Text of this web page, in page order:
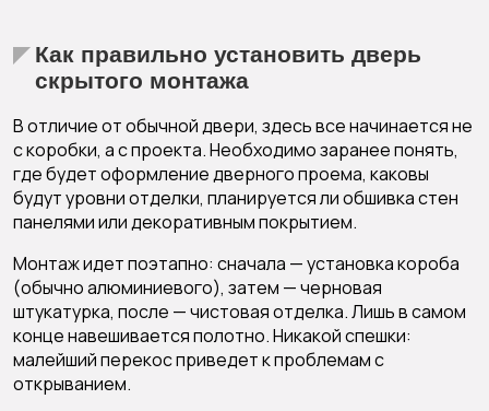
Как правильно установить дверь
скрытого монтажа
В отличие от обычной двери, здесь все начинается не
с коробки, а с проекта. Необходимо заранее понять,
где будет оформление дверного проема, каковы
будут уровни отделки, планируется ли обшивка стен
панелями или декоративным покрытием.
Монтаж идет поэтапно: сначала — установка короба
(обычно алюминиевого), затем — черновая
штукатурка, после — чистовая отделка. Лишь в самом
конце навешивается полотно. Никакой спешки:
малейший перекос приведет к проблемам с
открыванием.